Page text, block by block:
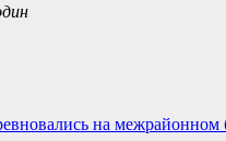
на межрайонном